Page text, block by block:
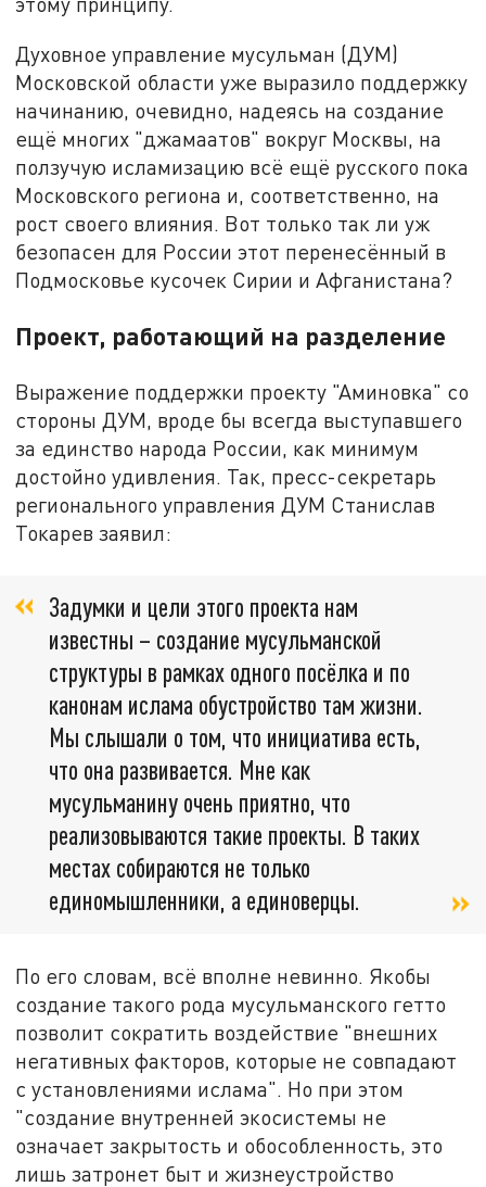
Духовное управление мусульман (ДУМ)
Московской области уже выразило поддержку
начинанию, очевидно, надеясь на создание
ещё многих "джамаатов" вокруг Москвы, на
ползучую исламизацию всё ещё русского пока
Московского региона и, соответственно, на
рост своего влияния. Вот только так ли уж
безопасен для России этот перенесённый в
Подмосковье кусочек Сирии и Афганистана?
Проект, работающий на разделение
Выражение поддержки проекту "Аминовка" со
стороны ДУМ, вроде бы всегда выступавшего
за единство народа России, как минимум
достойно удивления. Так, пресс-секретарь
регионального управления ДУМ Станислав
Токарев заявил:
Задумки и цели этого проекта нам
известны – создание мусульманской
структуры в рамках одного посёлка и по
канонам ислама обустройство там жизни.
Мы слышали о том, что инициатива есть,
что она развивается. Мне как
мусульманину очень приятно, что
реализовываются такие проекты. В таких
местах собираются не только
единомышленники, а единоверцы.
По его словам, всё вполне невинно. Якобы
создание такого рода мусульманского гетто
позволит сократить воздействие "внешних
негативных факторов, которые не совпадают
с установлениями ислама". Но при этом
"создание внутренней экосистемы не
означает закрытость и обособленность, это
лишь затронет быт и жизнеустройство